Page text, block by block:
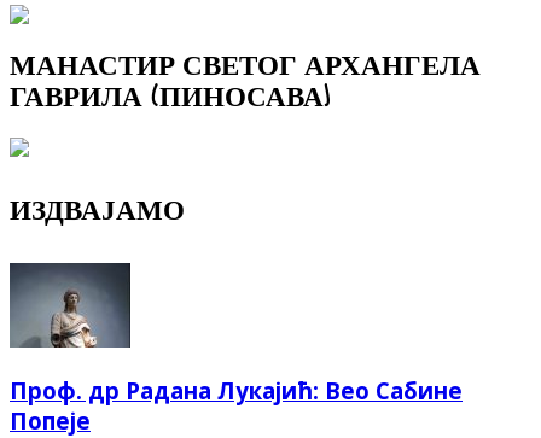
МАНАСТИР СВЕТОГ АРХАНГЕЛА
ГАВРИЛА (ПИНОСАВА)
ИЗДВАЈАМО
Проф. др Радана Лукајић: Вео Сабине
Попеје